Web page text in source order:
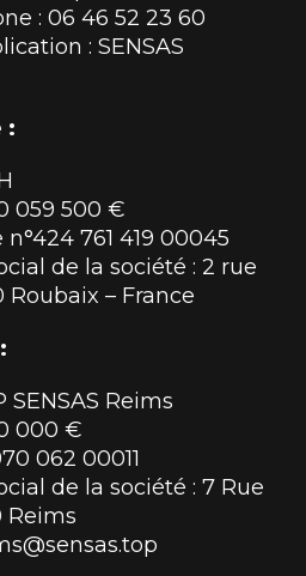
: 06 46 52 23 60
: SENSAS
:
059 500 €
761 419 00045
de la société : 2 rue
Roubaix – France
SENSAS Reims
000 €
062 00011
de la société : 7 Rue
Reims